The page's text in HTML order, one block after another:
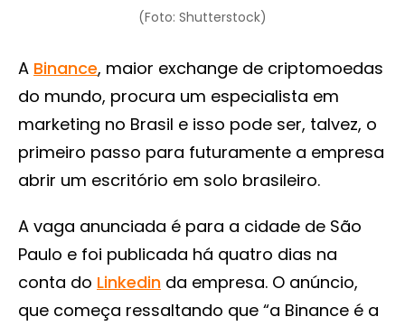
(Foto: Shutterstock)
A Binance, maior exchange de criptomoedas
do mundo, procura um especialista em
marketing no Brasil e isso pode ser, talvez, o
primeiro passo para futuramente a empresa
abrir um escritório em solo brasileiro.
A vaga anunciada é para a cidade de São
Paulo e foi publicada há quatro dias na
conta do Linkedin da empresa. O anúncio,
que começa ressaltando que “a Binance é a